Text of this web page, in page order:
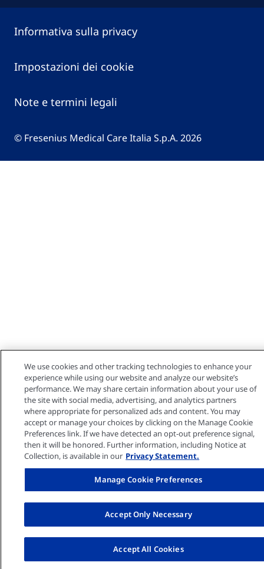
© Fresenius Medical Care Italia S.p.A. 2026
Informativa sulla privacy
Impostazioni dei cookie
Note e termini legali
We use cookies and other tracking technologies to enhance your
experience while using our website and analyze our website’s
performance. We may share certain information about your use of
the site with social media, advertising, and analytics partners
where appropriate for personalized ads and content. You may
accept or manage your choices by clicking on the Manage Cookie
Preferences link. If we have detected an opt-out preference signal,
then it will be honored. Further information, including Notice at
Collection, is available in our Privacy Statement.
Manage Cookie Preferences
Accept Only Necessary
Accept All Cookies